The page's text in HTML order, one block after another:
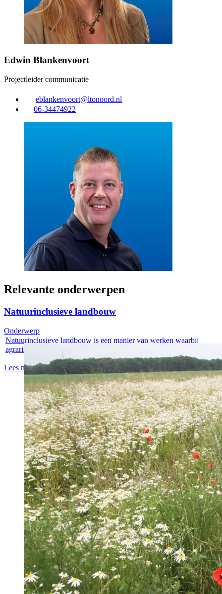
Edwin Blankenvoort
Projectleider communicatie
eblankenvoort@ltonoord.nl
06-34474922
Relevante onderwerpen
Natuurinclusieve landbouw
Natuurinclusieve landbouw is een manier van werken waarbij
agrarische...
Lees meer
Onderwerp